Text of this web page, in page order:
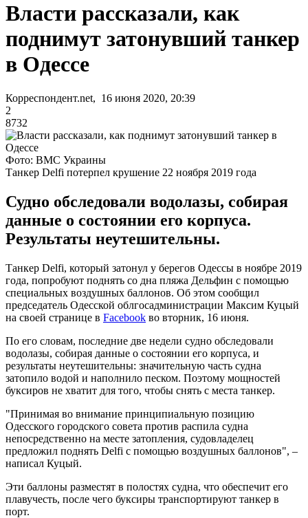
Власти рассказали, как
поднимут затонувший танкер
в Одессе
Корреспондент.net, 16 июня 2020, 20:39
2
8732
Фото: ВМС Украины
Танкер Delfi потерпел крушение 22 ноября 2019 года
Судно обследовали водолазы, собирая
данные о состоянии его корпуса.
Результаты неутешительны.
Танкер Delfi, который затонул у берегов Одессы в ноябре 2019
года, попробуют поднять со дна пляжа Дельфин с помощью
специальных воздушных баллонов. Об этом сообщил
председатель Одесской облгосадминистрации Максим Куцый
на своей странице в Facebook во вторник, 16 июня.
По его словам, последние две недели судно обследовали
водолазы, собирая данные о состоянии его корпуса, и
результаты неутешительны: значительную часть судна
затопило водой и наполнило песком. Поэтому мощностей
буксиров не хватит для того, чтобы снять с места танкер.
"Принимая во внимание принципиальную позицию
Одесского городского совета против распила судна
непосредственно на месте затопления, судовладелец
предложил поднять Delfi с помощью воздушных баллонов", –
написал Куцый.
Эти баллоны разместят в полостях судна, что обеспечит его
плавучесть, после чего буксиры транспортируют танкер в
порт.